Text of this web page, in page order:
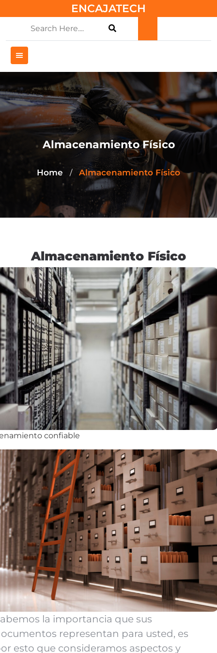
to
ENCAJATECH
Almacenamiento Físico
Home / Almacenamiento Físico
Almacenamiento Físico
confiable
la importancia que sus
representan para usted, es
esto que consideramos aspectos y